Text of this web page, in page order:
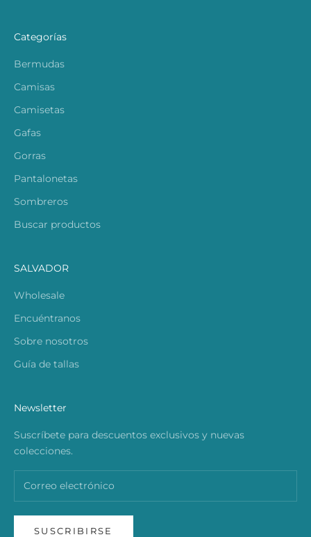
Categorías
Bermudas
Camisas
Camisetas
Gafas
Gorras
Pantalonetas
Sombreros
Buscar productos
SALVADOR
Wholesale
Encuéntranos
Sobre nosotros
Guía de tallas
Newsletter
Suscríbete para descuentos exclusivos y nuevas
colecciones.
SUSCRIBIRSE